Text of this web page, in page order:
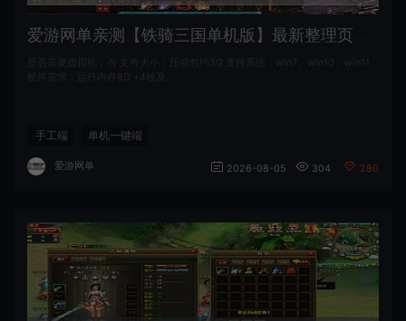
是否需要虚拟机：否 文件大小：压缩包约3G 支持系统：win7、win10、win11
硬件需求：运行内存8G +4核及…
手工端 单机一键端
爱游网单 2026-08-05 304 280